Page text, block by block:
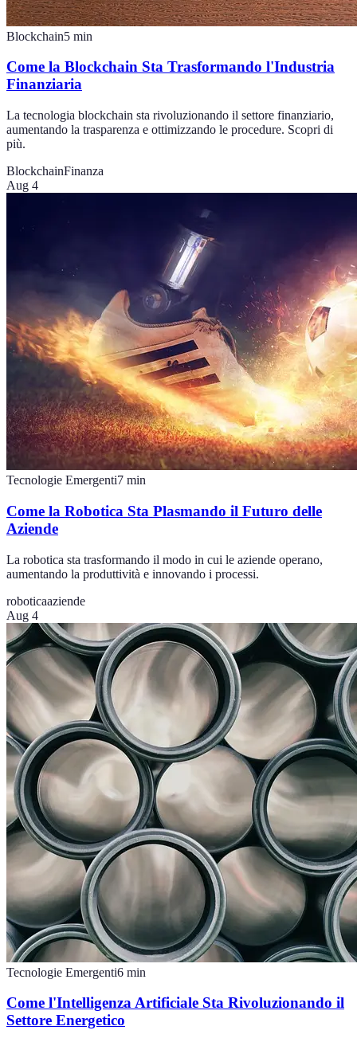
Blockchain5 min
Come la Blockchain Sta Trasformando l'Industria
Finanziaria
La tecnologia blockchain sta rivoluzionando il settore finanziario,
aumentando la trasparenza e ottimizzando le procedure. Scopri di
più.
BlockchainFinanza
Aug 4
Tecnologie Emergenti7 min
Come la Robotica Sta Plasmando il Futuro delle
Aziende
La robotica sta trasformando il modo in cui le aziende operano,
aumentando la produttività e innovando i processi.
roboticaaziende
Aug 4
Tecnologie Emergenti6 min
Come l'Intelligenza Artificiale Sta Rivoluzionando il
Settore Energetico